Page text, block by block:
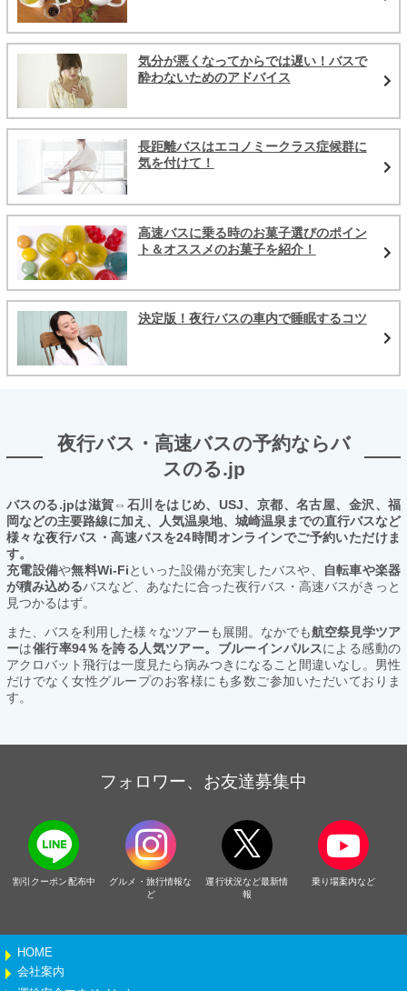
気分が悪くなってからでは遅い！バスで
酔わないためのアドバイス
長距離バスはエコノミークラス症候群に
気を付けて！
高速バスに乗る時のお菓子選びのポイン
ト＆オススメのお菓子を紹介！
決定版！夜行バスの車内で睡眠するコツ
夜行バス・高速バスの予約ならバ
スのる.jp
バスのる.jpは滋賀⇔石川をはじめ、USJ、京都、名古屋、金沢、福
岡などの主要路線に加え、人気温泉地、城崎温泉までの直行バスなど
様々な夜行バス・高速バスを24時間オンラインでご予約いただけま
す。
充電設備や無料Wi-Fiといった設備が充実したバスや、
自転車や楽器
が積み込めるバスなど、あなたに合った夜行バス・高速バスがきっと
見つかるはず。
また、バスを利用した様々なツアーも展開。なかでも航空祭見学ツア
ーは催行率94％を誇る人気ツアー。ブルーインパルスによる感動の
アクロバット飛行は一度見たら病みつきになること間違いなし。男性
だけでなく女性グループのお客様にも多数ご参加いただいておりま
す。
フォロワー、お友達募集中
割引クーポン配布中
グルメ・旅行情報な
ど
運行状況など最新情
報
乗り場案内など
HOME
会社案内